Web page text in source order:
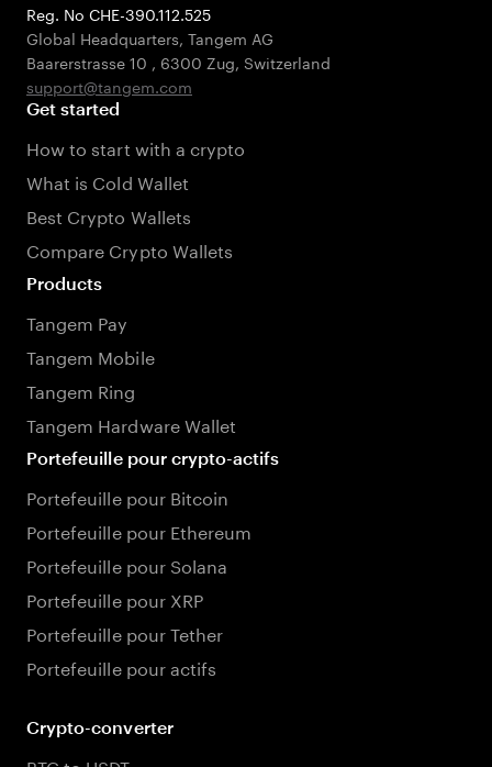
Reg. No CHE-390.112.525
Global Headquarters, Tangem AG
Baarerstrasse 10 , 6300 Zug, Switzerland
support@tangem.com
Get started
How to start with a crypto
What is Cold Wallet
Best Crypto Wallets
Compare Crypto Wallets
Products
Tangem Pay
Tangem Mobile
Tangem Ring
Tangem Hardware Wallet
Portefeuille pour crypto-actifs
Portefeuille pour Bitcoin
Portefeuille pour Ethereum
Portefeuille pour Solana
Portefeuille pour XRP
Portefeuille pour Tether
Portefeuille pour actifs
Crypto-converter